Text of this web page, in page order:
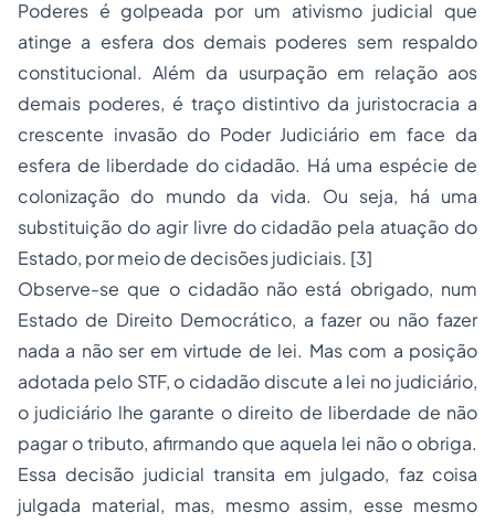
Poderes é golpeada por um ativismo judicial que
atinge a esfera dos demais poderes sem respaldo
constitucional. Além da usurpação em relação aos
demais poderes, é traço distintivo da juristocracia a
crescente invasão do Poder Judiciário em face da
esfera de liberdade do cidadão. Há uma espécie de
colonização do mundo da vida. Ou seja, há uma
substituição do agir livre do cidadão pela atuação do
Estado, por meio de decisões judiciais. [3]
Observe-se que o cidadão não está obrigado, num
Estado de Direito Democrático, a fazer ou não fazer
nada a não ser em virtude de lei. Mas com a posição
adotada pelo STF, o cidadão discute a lei no judiciário,
o judiciário lhe garante o direito de liberdade de não
pagar o tributo, afirmando que aquela lei não o obriga.
Essa decisão judicial transita em julgado, faz coisa
julgada material, mas, mesmo assim, esse mesmo